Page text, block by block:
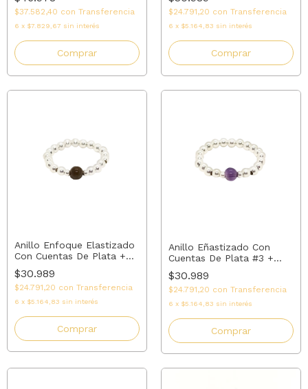
$37.582,40 con Transferencia
6 x $7.829,67 sin interés
Comprar
$24.791,20 con Transferencia
6 x $5.164,83 sin interés
Comprar
Anillo Enfoque Elastizado
Con Cuentas De Plata +
Ojo De Tigre | AMALO
$30.989
$24.791,20 con Transferencia
6 x $5.164,83 sin interés
Comprar
Anillo Eñastizado Con
Cuentas De Plata #3 +
Amatista #4 | AMALO
$30.989
$24.791,20 con Transferencia
6 x $5.164,83 sin interés
Comprar